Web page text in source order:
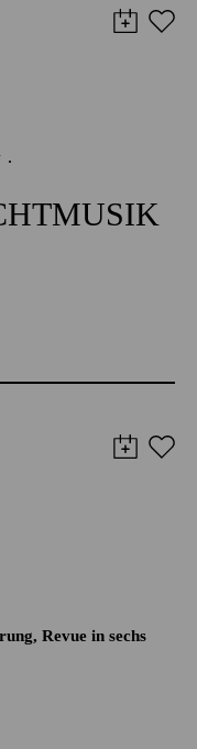
Revue in sechs